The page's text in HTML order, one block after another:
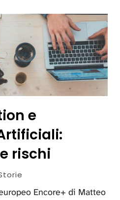
e
rischi
Encore+ di Matteo